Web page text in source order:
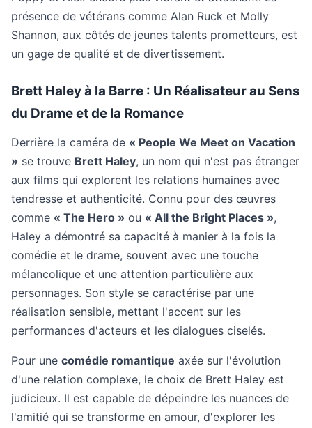
présence de vétérans comme Alan Ruck et Molly
Shannon, aux côtés de jeunes talents prometteurs, est
un gage de qualité et de divertissement.
Brett Haley à la Barre : Un Réalisateur au Sens
du Drame et de la Romance
Derrière la caméra de « People We Meet on Vacation
» se trouve Brett Haley, un nom qui n'est pas étranger
aux films qui explorent les relations humaines avec
tendresse et authenticité. Connu pour des œuvres
comme « The Hero » ou « All the Bright Places »,
Haley a démontré sa capacité à manier à la fois la
comédie et le drame, souvent avec une touche
mélancolique et une attention particulière aux
personnages. Son style se caractérise par une
réalisation sensible, mettant l'accent sur les
performances d'acteurs et les dialogues ciselés.
Pour une comédie romantique axée sur l'évolution
d'une relation complexe, le choix de Brett Haley est
judicieux. Il est capable de dépeindre les nuances de
l'amitié qui se transforme en amour, d'explorer les